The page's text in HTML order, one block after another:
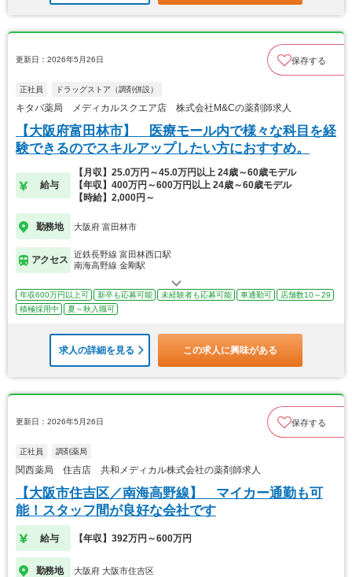
更新日：2026年5月26日 保存する
正社員 ドラッグストア（調剤併設）
キタバ薬局 メディカルスクエア店 株式会社M&Cの薬剤師求人
【大阪府富田林市】 医療モール内で様々な科目を経
験できるのでスキルアップしたい方におすすめ。
給与
【月収】25.0万円～45.0万円以上 24歳～60歳モデル
【年収】400万円～600万円以上 24歳～60歳モデル
【時給】2,000円～
勤務地 大阪府 富田林市
アクセス
近鉄長野線 富田林西口駅
南海高野線 金剛駅
年収600万円以上可 新卒も応募可能 未経験者も応募可能 車通勤可
店舗数10～29
積極採用中
夏～秋入職可
求人の詳細を見る この求人に興味がある
更新日：2026年5月26日 保存する
正社員 調剤薬局
関西薬局 住吉店 共和メディカル株式会社の薬剤師求人
【大阪市住吉区／南海高野線】 マイカー通勤も可
能！スタッフ間が良好な会社です
給与 【年収】392万円～600万円
勤務地 大阪府 大阪市住吉区